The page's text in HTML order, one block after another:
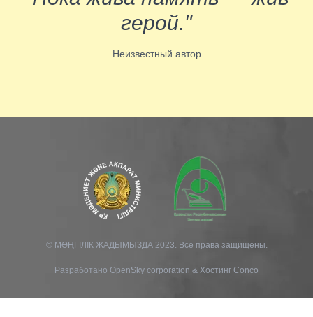
герой."
Неизвестный автор
© МӘҢГІЛІК ЖАДЫМЫЗДА 2023. Все права защищены.
Разработано OpenSky corporation & Хостинг Conco